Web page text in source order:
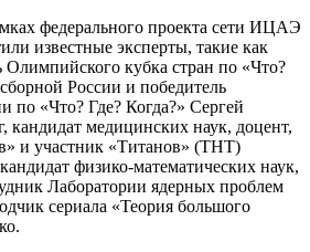
федерального проекта сети ИЦАЭ
известные эксперты, такие как
Олимпийского кубка стран по «Что?
России и победитель
по «Что? Где? Когда?» Сергей
кандидат медицинских наук, доцент,
и участник «Титанов» (ТНТ)
физико-математических наук,
Лаборатории ядерных проблем
сериала «Теория большого